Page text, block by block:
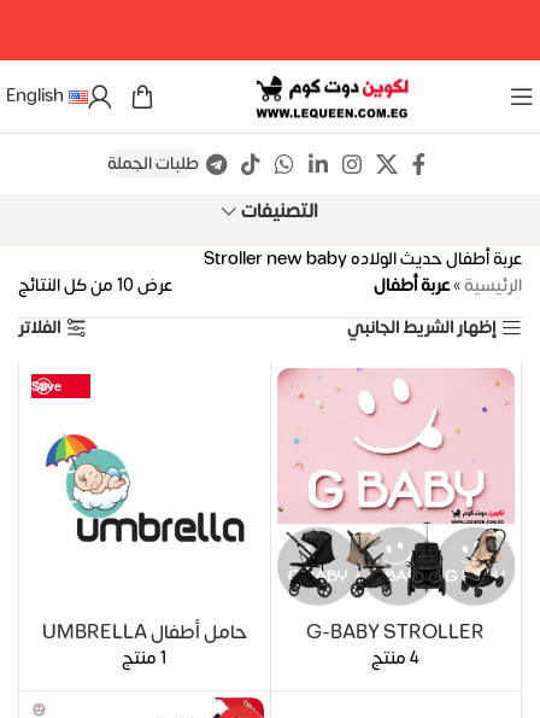
English
طلبات الجملة
التصنيفات
عربة أطفال حديث الولاده Stroller new baby
الرئيسية»عربة أطفال
عرض ⁦10⁩ من كل النتائج
إظهار الشريط الجانبي
الفلاتر
G-BABY STROLLER
4 منتج
حامل أطفال UMBRELLA
1 منتج
Save
Save
Save
Save
Save
Save
Save
Save
Save
Save